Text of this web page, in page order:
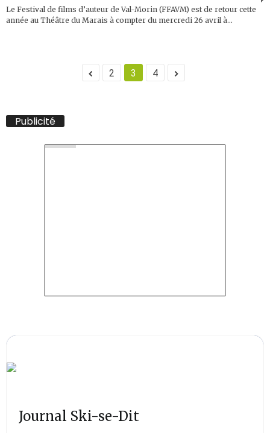
Le Festival de films d’auteur de Val-Morin (FFAVM) est de retour cette
année au Théâtre du Marais à compter du mercredi 26 avril à...
2 3 4
Publicité
Journal Ski-se-Dit